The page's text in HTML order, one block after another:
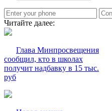
Читайте далее:
Глава Минпросвещения
сообщил, кто в школах
получит надбавку в 15 тыс.
руб